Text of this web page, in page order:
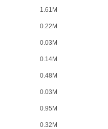
1.61M
0.22M
0.03M
0.14M
0.48M
0.03M
0.95M
0.32M